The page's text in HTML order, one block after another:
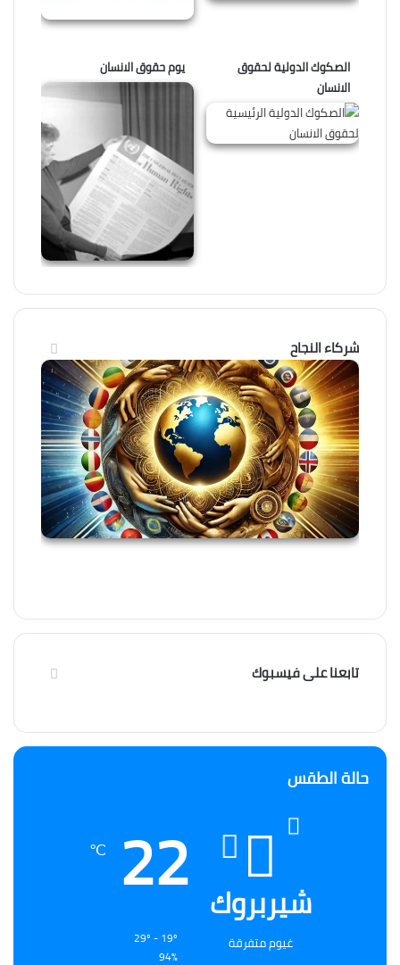
الصكوك الدولية لحقوق
الانسان
يوم حقوق الانسان
شركاء النجاح
تابعنا على فيسبوك
حالة الطقس
شيربروك
غيوم متفرقة
22
℃
94%